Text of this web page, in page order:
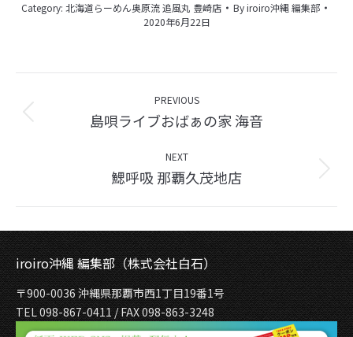
Category: 北海道らーめん奥原流 追風丸 豊崎店 Byiroiro沖縄 編集部
2020年6月22日
navigation
PREVIOUS
Previous
島唄ライブおばぁの家 海音
NEXT
Next
鰓呼吸 那覇久茂地店
iroiro沖縄 編集部（株式会社白石）
〒900-0036 沖縄県那覇市西1丁目19番1号
TEL 098-867-0411 / FAX 098-863-3248